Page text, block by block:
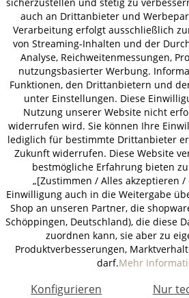
AGB Datenschutz
© 2026 HOLZ-
* Alle Preise inkl. gesetzl.
auch an Drittanbieter und
Verarbeitung erfolgt ausschließlich
von Streaming-Inhalten und der
Analyse, Reichweitenmessungen,
nutzungsbasierter Werbung.
Funktionen, den Drittanbietern und
unter Einstellungen. Diese
Nutzung unserer Website nicht
widerrufen wird. Sie können Ihre
lediglich für bestimmte Drittanbieter
Zukunft widerrufen. Diese Website
bestmögliche Erfahrung bieten
„[Zustimmen / Alles akzeptieren /
Einwilligung auch in die Weitergabe
Shop an unseren Partner, die
Schöppingen, Deutschland), die diese
zuordnen kann, sie aber zu
Produktverbesserungen,
darf.Mehr
Nur
Konfigurieren